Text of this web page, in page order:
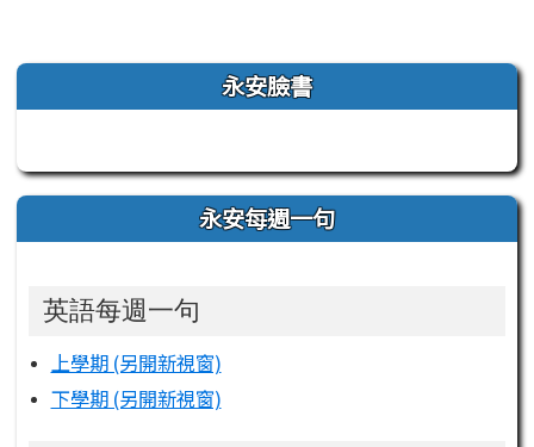
左邊區域內容 永安臉書
永安每週一句
英語每週一句
上學期 (另開新視窗)
下學期 (另開新視窗)